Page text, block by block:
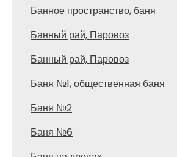
Банное пространство, баня
Банный рай, Паровоз
Банный рай, Паровоз
Баня №1, общественная баня
Баня №2
Баня №6